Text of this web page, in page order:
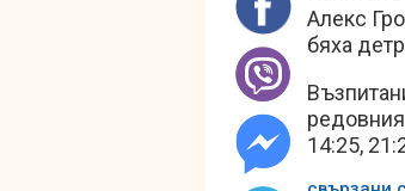
Алекс
бяха
14:25,